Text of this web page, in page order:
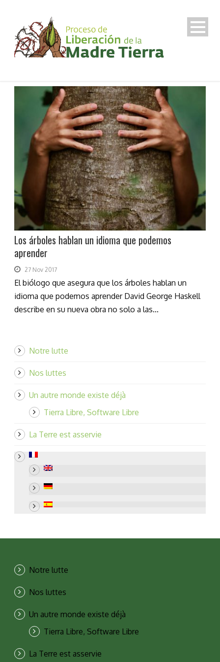
Los árboles hablan un idioma que podemos
aprender
27 Nov 2017
El biólogo que asegura que los árboles hablan un
idioma que podemos aprender David George Haskell
describe en su nueva obra no solo a las...
Notre lutte
Nos luttes
Un autre monde existe déjà
Tierra Libre, Software Libre
La Terre est asservie
Notre lutte
Nos luttes
Un autre monde existe déjà
Tierra Libre, Software Libre
La Terre est asservie